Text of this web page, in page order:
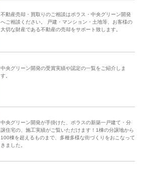
不動産売却・買取りのご相談はポラス・中央グリーン開発
へご相談ください。 戸建・マンション・土地等、お客様の
大切な財産である不動産の売却をサポート致します。
中央グリーン開発の受賞実績や認定の一覧をご紹介しま
す。
中央グリーン開発が手掛けた、ポラスの新築一戸建て・分
譲住宅の、施工実績がご覧いただけます！1棟の分譲地から
100棟を超えるものまで、多種多様な街づくりをおこなって
きました。